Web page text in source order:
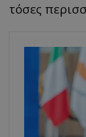
τόσες